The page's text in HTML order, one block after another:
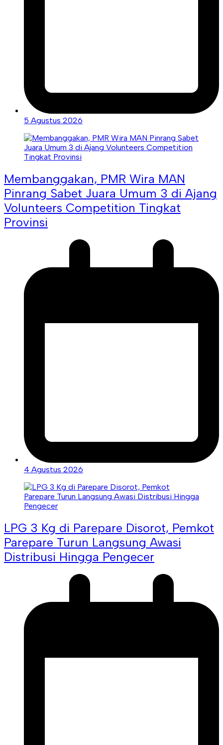
5 Agustus 2026
Membanggakan, PMR Wira MAN
Pinrang Sabet Juara Umum 3 di Ajang
Volunteers Competition Tingkat
Provinsi
4 Agustus 2026
LPG 3 Kg di Parepare Disorot, Pemkot
Parepare Turun Langsung Awasi
Distribusi Hingga Pengecer